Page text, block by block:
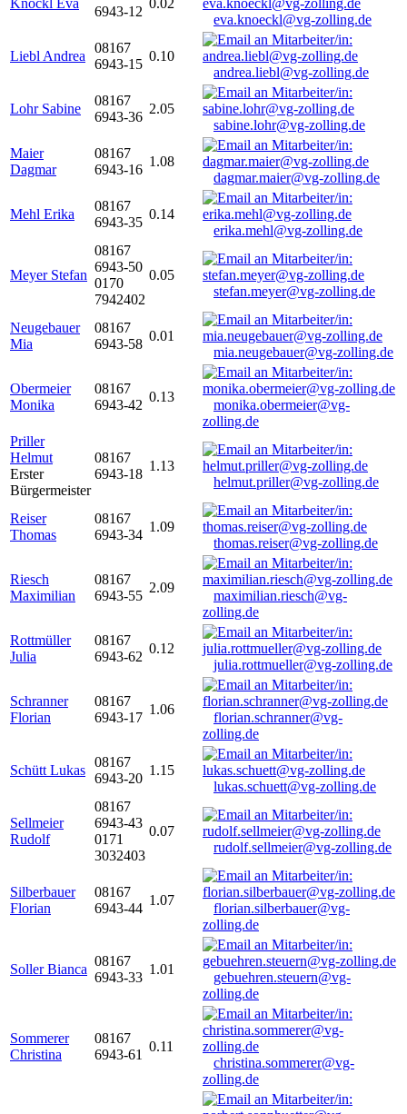
Knöckl Eva
6943-12
0.02
eva.knoeckl@vg-zolling.de
Liebl Andrea
08167
6943-15
0.10
andrea.liebl@vg-zolling.de
Lohr Sabine
08167
6943-36
2.05
sabine.lohr@vg-zolling.de
Maier
Dagmar
08167
6943-16
1.08
dagmar.maier@vg-zolling.de
Mehl Erika
08167
6943-35
0.14
erika.mehl@vg-zolling.de
Meyer Stefan
08167
6943-50
0170
7942402
0.05
stefan.meyer@vg-zolling.de
Neugebauer
Mia
08167
6943-58
0.01
mia.neugebauer@vg-zolling.de
Obermeier
Monika
08167
6943-42
0.13
monika.obermeier@vg-
zolling.de
Priller
Helmut
Erster
Bürgermeister
08167
6943-18
1.13
helmut.priller@vg-zolling.de
Reiser
Thomas
08167
6943-34
1.09
thomas.reiser@vg-zolling.de
Riesch
Maximilian
08167
6943-55
2.09
maximilian.riesch@vg-
zolling.de
Rottmüller
Julia
08167
6943-62
0.12
julia.rottmueller@vg-zolling.de
Schranner
Florian
08167
6943-17
1.06
florian.schranner@vg-
zolling.de
Schütt Lukas
08167
6943-20
1.15
lukas.schuett@vg-zolling.de
Sellmeier
Rudolf
08167
6943-43
0171
3032403
0.07
rudolf.sellmeier@vg-zolling.de
Silberbauer
Florian
08167
6943-44
1.07
florian.silberbauer@vg-
zolling.de
Soller Bianca
08167
6943-33
1.01
gebuehren.steuern@vg-
zolling.de
Sommerer
Christina
08167
6943-61
0.11
christina.sommerer@vg-
zolling.de